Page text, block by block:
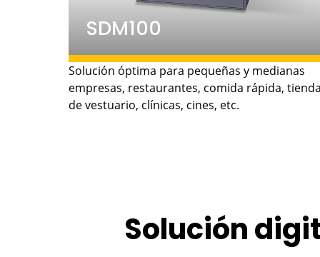
SDM100
• Capacidad:3.000 billetes.
• Velocidad del ingresador:90
billetes/minuto.
Solución óptima para pequeñas y medianas
empresas, restaurantes, comida rápida,
de vestuario, clínicas, cines, etc.
Solución